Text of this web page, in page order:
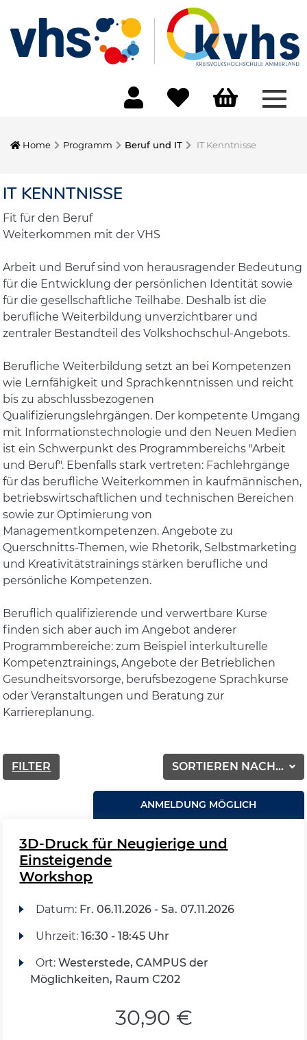
Home Programm Beruf und IT IT Kenntnisse
IT KENNTNISSE
Fit für den Beruf
Weiterkommen mit der VHS
Arbeit und Beruf sind von herausragender Bedeutung
für die Entwicklung der persönlichen Identität sowie
für die gesellschaftliche Teilhabe. Deshalb ist die
berufliche Weiterbildung unverzichtbarer und
zentraler Bestandteil des Volkshochschul-Angebots.
Berufliche Weiterbildung setzt an bei Kompetenzen
wie Lernfähigkeit und Sprachkenntnissen und reicht
bis zu abschlussbezogenen
Qualifizierungslehrgängen. Der kompetente Umgang
mit Informationstechnologie und den Neuen Medien
ist ein Schwerpunkt des Programmbereichs "Arbeit
und Beruf". Ebenfalls stark vertreten: Fachlehrgänge
für das berufliche Weiterkommen in kaufmännischen,
betriebswirtschaftlichen und technischen Bereichen
sowie zur Optimierung von
Managementkompetenzen. Angebote zu
Querschnitts-Themen, wie Rhetorik, Selbstmarketing
und Kreativitätstrainings stärken berufliche und
persönliche Kompetenzen.
Beruflich qualifizierende und verwertbare Kurse
finden sich aber auch im Angebot anderer
Programmbereiche: zum Beispiel interkulturelle
Kompetenztrainings, Angebote der Betrieblichen
Gesundheitsvorsorge, berufsbezogene Sprachkurse
oder Veranstaltungen und Beratung zur
Karriereplanung.
SORTIEREN NACH...
FILTER
ANMELDUNG MÖGLICH
3D-Druck für Neugierige und
Einsteigende
Workshop
Datum: Fr. 06.11.2026 - Sa. 07.11.2026
Uhrzeit: 16:30 - 18:45 Uhr
Ort: Westerstede, CAMPUS der
Möglichkeiten, Raum C202
30,90 €